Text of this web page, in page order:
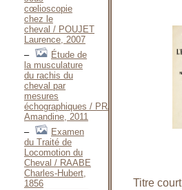
cœlioscopie
chez le
cheval / POUJET
Laurence, 2007
Étude de
la musculature
du rachis du
cheval par
mesures
échographiques / PRACH
Amandine, 2011
Examen
du Traité de
Locomotion du
Cheval / RAABE
Charles-Hubert,
1856
Titre court